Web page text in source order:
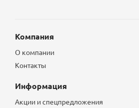
Компания
О компании
Контакты
Информация
Акции и спецпредложения